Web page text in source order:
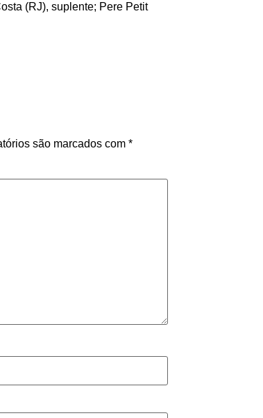
(RJ), suplente; Pere Petit
são marcados com *